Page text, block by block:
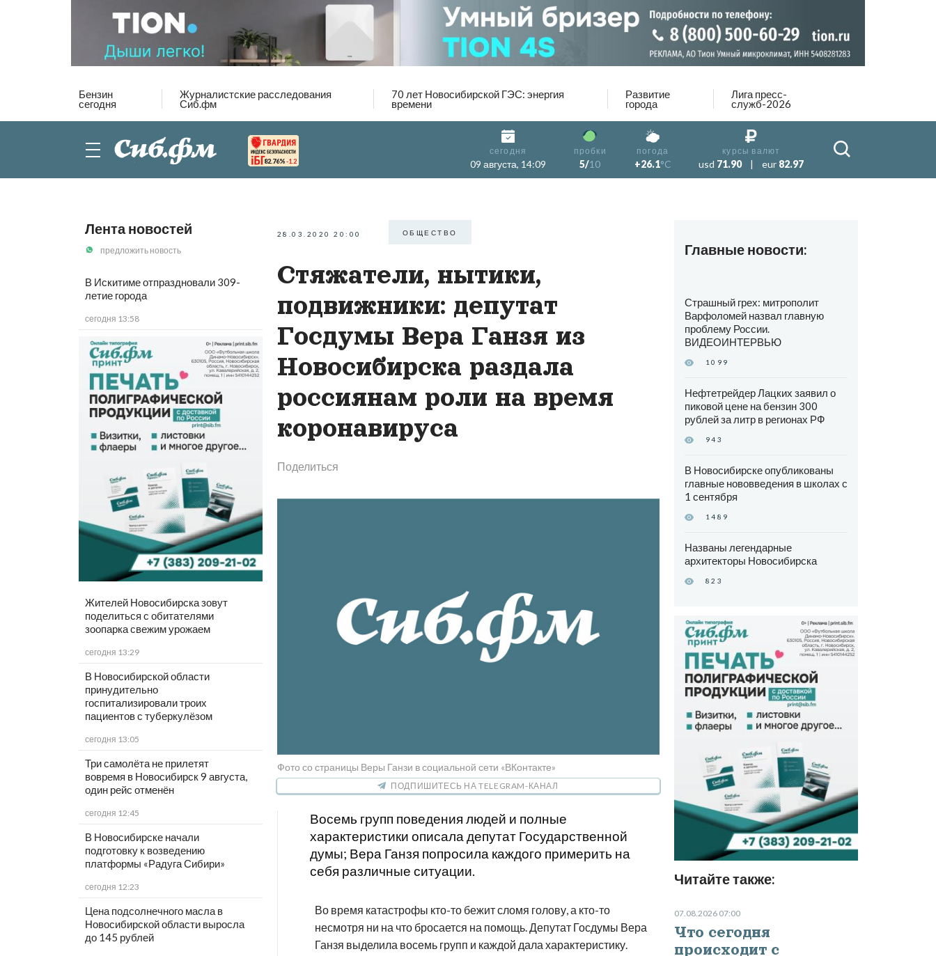
Бензин
сегодня
Журналистские расследования
Сиб.фм
70 лет Новосибирской ГЭС: энергия
времени
Развитие
города
Лига пресс-
служб-2026
82.76% -1.2
сегодня
09 августа, 14:09
пробки
5/10
погода
+26.1°C
курсы валют
usd 71.90 | eur 82.97
Лента новостей
предложить новость
В Искитиме отпраздновали 309-
летие города
сегодня 13:58
Жителей Новосибирска зовут
поделиться с обитателями
зоопарка свежим урожаем
сегодня 13:29
В Новосибирской области
принудительно
госпитализировали троих
пациентов с туберкулёзом
сегодня 13:05
Три самолёта не прилетят
вовремя в Новосибирск 9 августа,
один рейс отменён
сегодня 12:45
В Новосибирске начали
подготовку к возведению
платформы «Радуга Сибири»
сегодня 12:23
Цена подсолнечного масла в
Новосибирской области выросла
до 145 рублей
28.03.2020 20:00 ОБЩЕСТВО
Стяжатели, нытики,
подвижники: депутат
Госдумы Вера Ганзя из
Новосибирска раздала
россиянам роли на время
коронавируса
Поделиться
Фото со страницы Веры Ганзи в социальной сети «ВКонтакте»
ПОДПИШИТЕСЬ НА TELEGRAM-КАНАЛ
Восемь групп поведения людей и полные
характеристики описала депутат Государственной
думы; Вера Ганзя попросила каждого примерить на
себя различные ситуации.
Во время катастрофы кто-то бежит сломя голову, а кто-то
несмотря ни на что бросается на помощь. Депутат Госдумы Вера
Ганзя выделила восемь групп и каждой дала характеристику.
Главные новости:
Страшный грех: митрополит
Варфоломей назвал главную
проблему России.
ВИДЕОИНТЕРВЬЮ
1099
Нефтетрейдер Лацких заявил о
пиковой цене на бензин 300
рублей за литр в регионах РФ
943
В Новосибирске опубликованы
главные нововведения в школах с
1 сентября
1489
Названы легендарные
архитекторы Новосибирска
823
Читайте также:
07.08.2026 07:00
Что сегодня
происходит с